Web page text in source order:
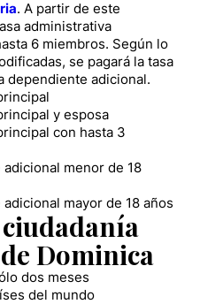
. A partir de este
administrativa
6 miembros. Según lo
se pagará la tasa
dependiente adicional.
y esposa
con hasta 3
menor de 18
mayor de 18 años
Dominica
dos meses
del mundo